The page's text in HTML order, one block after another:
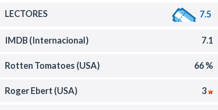
LECTORES 7.5
IMDB (Internacional) 7.1
Rotten Tomatoes (USA) 66 %
Roger Ebert (USA) 3